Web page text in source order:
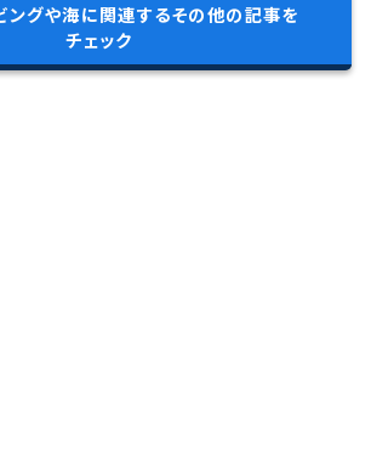
ングや海に関連するその他の記事を
チェック